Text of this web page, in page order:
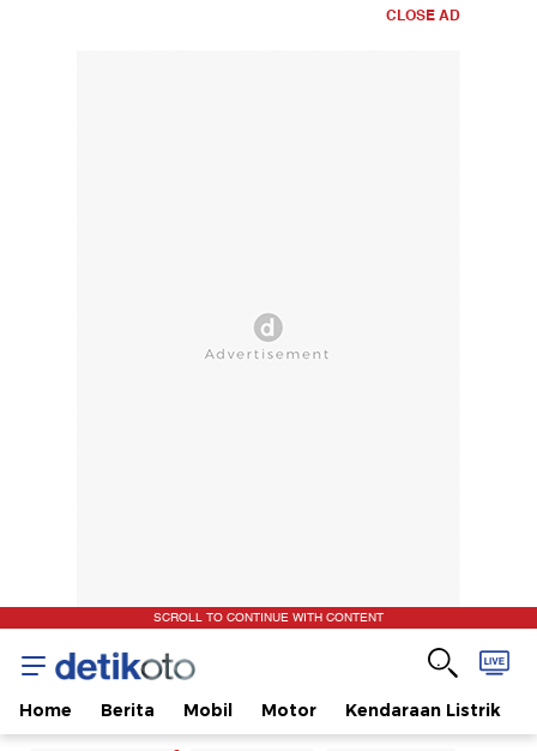
CLOSE AD
SCROLL TO CONTINUE WITH CONTENT
Home Berita Mobil Motor Kendaraan Listrik